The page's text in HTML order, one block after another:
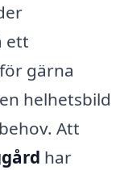
ett
gärna
helhetsbild
Att
har